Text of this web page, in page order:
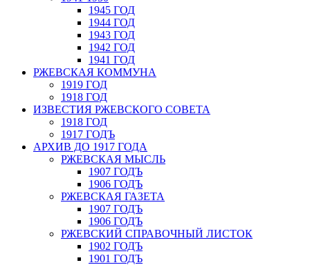
1945 ГОД
1944 ГОД
1943 ГОД
1942 ГОД
1941 ГОД
РЖЕВСКАЯ КОММУНА
1919 ГОД
1918 ГОД
ИЗВЕСТИЯ РЖЕВСКОГО СОВЕТА
1918 ГОД
1917 ГОДЪ
АРХИВ ДО 1917 ГОДА
РЖЕВСКАЯ МЫСЛЬ
1907 ГОДЪ
1906 ГОДЪ
РЖЕВСКАЯ ГАЗЕТА
1907 ГОДЪ
1906 ГОДЪ
РЖЕВСКИЙ СПРАВОЧНЫЙ ЛИСТОК
1902 ГОДЪ
1901 ГОДЪ